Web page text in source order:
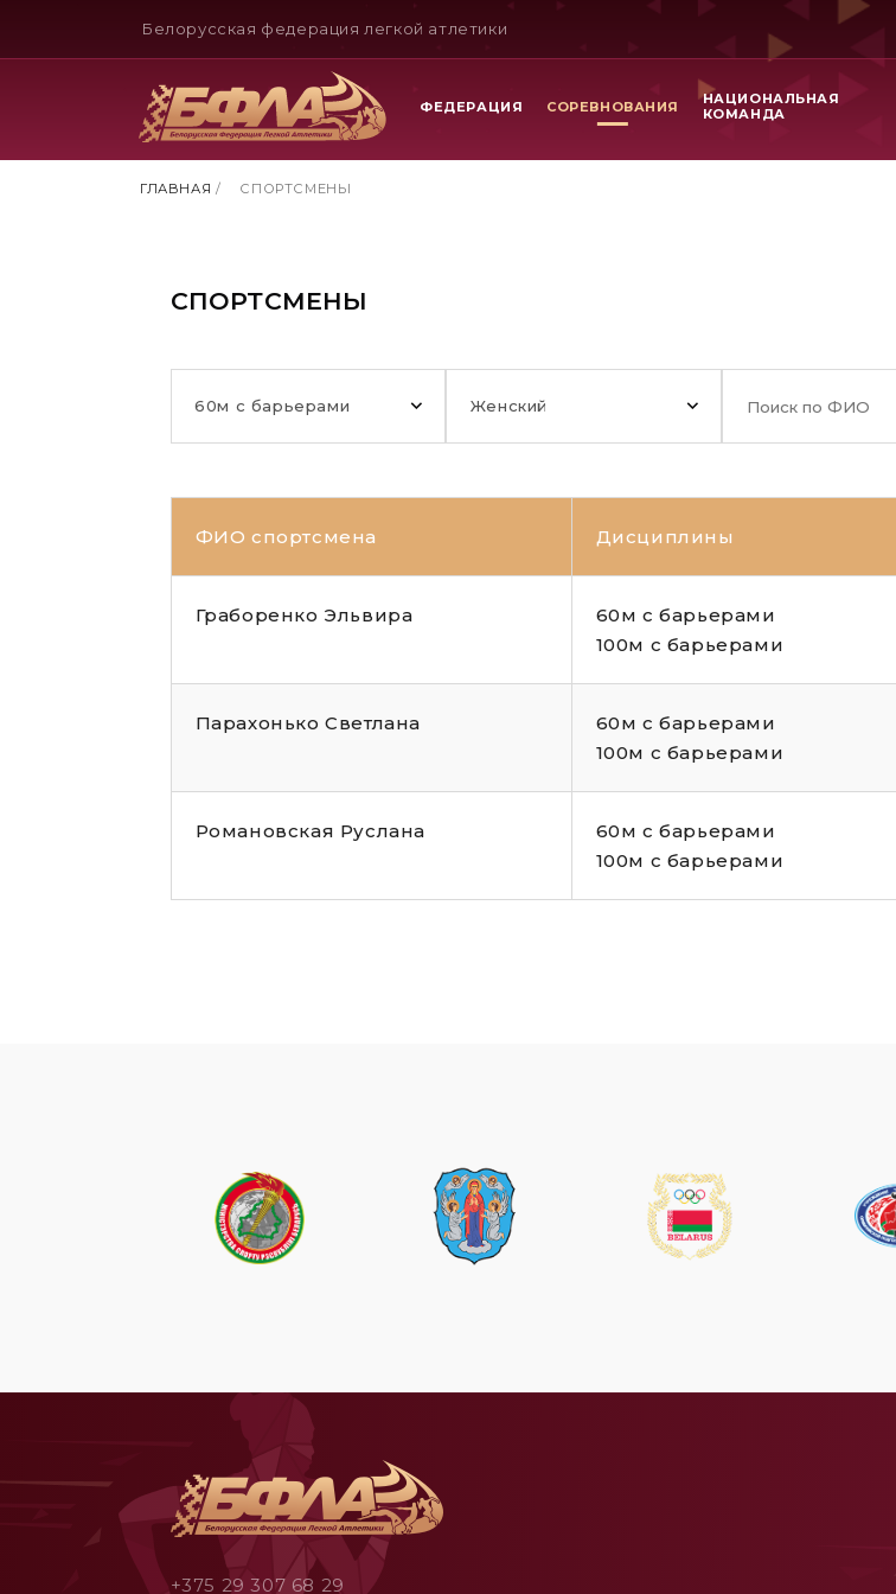
Белорусская федерация легкой атлетики
ФЕДЕРАЦИЯ СОРЕВНОВАНИЯ
НАЦИОНАЛЬНАЯ
КОМАНДА
ГЛАВНАЯ / СПОРТСМЕНЫ
СПОРТСМЕНЫ
60м с барьерами Женский
ФИО спортсмена Дисциплины
Граборенко Эльвира
60м с барьерами
100м с барьерами
Парахонько Светлана
60м с барьерами
100м с барьерами
Романовская Руслана
60м с барьерами
100м с барьерами
+375 29 307 68 29